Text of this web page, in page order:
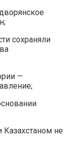
сохраняли
—
не